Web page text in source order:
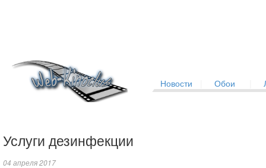
Новости Обои
Услуги дезинфекции
04 апреля 2017